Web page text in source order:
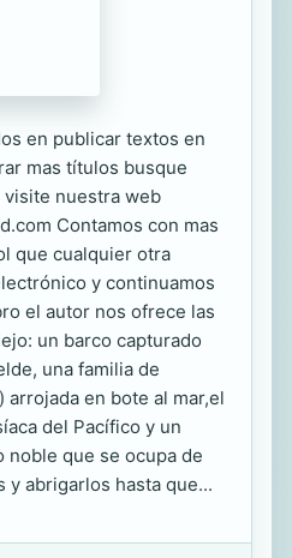
en publicar textos en
mas títulos busque
visite nuestra web
Contamos con mas
que cualquier otra
y continuamos
el autor nos ofrece las
un barco capturado
una familia de
en bote al mar,el
del Pacífico y un
noble que se ocupa de
abrigarlos hasta que...